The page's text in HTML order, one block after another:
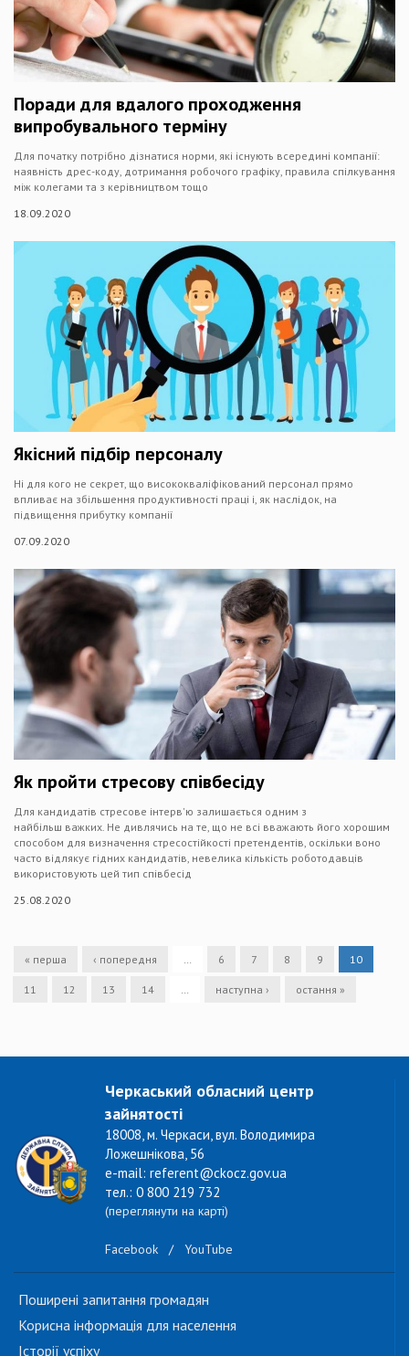
Поради для вдалого проходження
випробувального терміну
Для початку потрібно дізнатися норми, які існують всередині компанії:
наявність дрес-коду, дотримання робочого графіку, правила спілкування
між колегами та з керівництвом тощо
18.09.2020
Якісний підбір персоналу
Ні для кого не секрет, що висококваліфікований персонал прямо
впливає на збільшення продуктивності праці і, як наслідок, на
підвищення прибутку компанії
07.09.2020
Як пройти стресову співбесіду
Для кандидатів стресове інтерв'ю залишається одним з
найбільш важких. Не дивлячись на те, що не всі вважають його хорошим
способом для визначення стресостійкості претендентів, оскільки воно
часто відлякує гідних кандидатів, невелика кількість роботодавців
використовують цей тип співбесід
25.08.2020
« перша ‹ попередня … 6 7 8 9 10
11 12 13 14 … наступна › остання »
Черкаський обласний центр
зайнятості
18008, м. Черкаси, вул. Володимира
Ложешнікова, 56
e-mail: referent@ckocz.gov.ua
тел.: 0 800 219 732
(переглянути на карті)
Facebook / YouTube
Поширені запитання громадян
Корисна інформація для населення
Історії успіху